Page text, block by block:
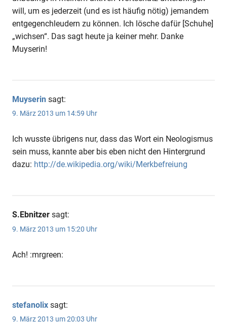
will, um es jederzeit (und es ist häufig nötig) jemandem
entgegenchleudern zu können. Ich lösche dafür [Schuhe]
„wichsen“. Das sagt heute ja keiner mehr. Danke
Muyserin!
Muyserin sagt:
9. März 2013 um 14:59 Uhr
Ich wusste übrigens nur, dass das Wort ein Neologismus
sein muss, kannte aber bis eben nicht den Hintergrund
dazu: http://de.wikipedia.org/wiki/Merkbefreiung
S.Ebnitzer sagt:
9. März 2013 um 15:20 Uhr
Ach! :mrgreen:
stefanolix sagt:
9. März 2013 um 20:03 Uhr